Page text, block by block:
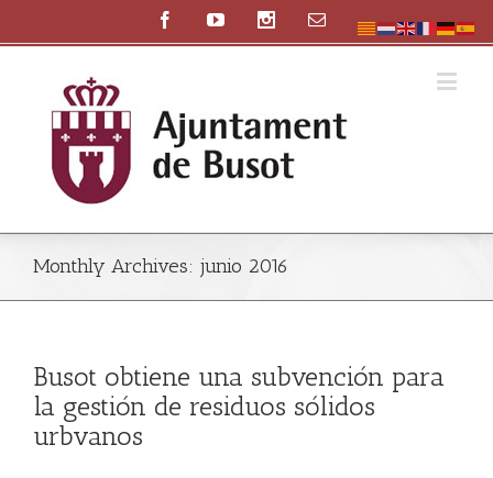
Monthly Archives: junio 2016
Busot obtiene una subvención para
la gestión de residuos sólidos
urbvanos